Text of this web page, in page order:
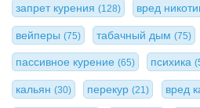
запрет курения (128) вред
вейперы (75) табачный дым(75)
пассивное курение (65) психика
кальян (30) перекур(21) вред